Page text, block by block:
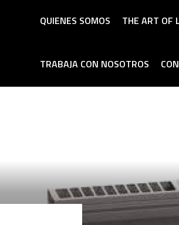
QUIENES SOMOS THE ART OF
TRABAJA CON NOSOTROS